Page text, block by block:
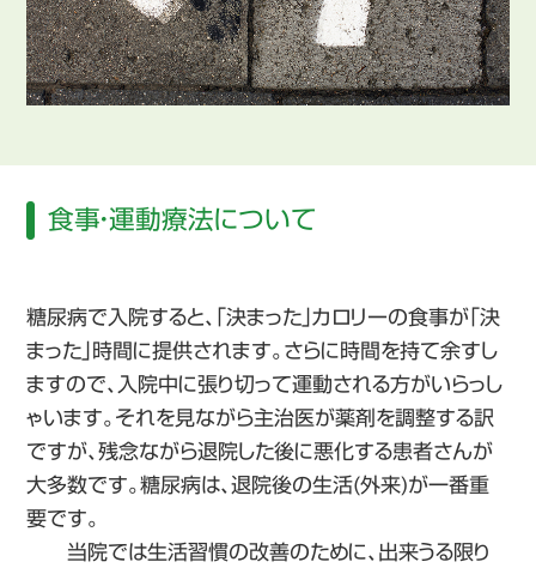
食事・運動療法について
糖尿病で入院すると、「決まった」カロリーの食事が「決
まった」時間に提供されます。さらに時間を持て余すし
ますので、入院中に張り切って運動される方がいらっし
ゃいます。それを見ながら主治医が薬剤を調整する訳
ですが、残念ながら退院した後に悪化する患者さんが
大多数です。糖尿病は、退院後の生活(外来)が一番重
要です。
当院では生活習慣の改善のために、出来うる限り